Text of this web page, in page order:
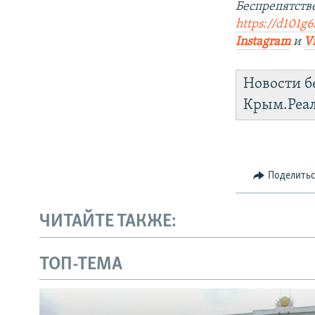
https://
Instagram и
Новости
ЧИТАЙТЕ ТАКЖЕ:
ТОП-ТЕМА